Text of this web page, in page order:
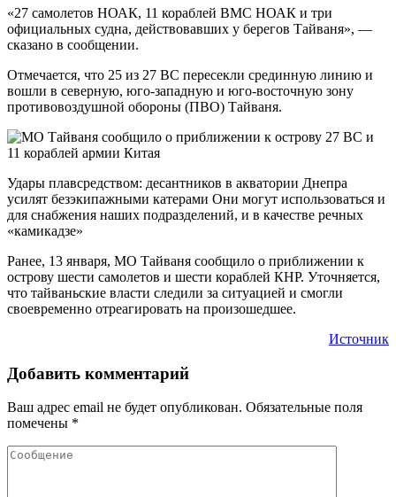
«27 самолетов НОАК, 11 кораблей ВМС НОАК и три
официальных судна, действовавших у берегов Тайваня», —
сказано в сообщении.
Отмечается, что 25 из 27 ВС пересекли срединную линию и
вошли в северную, юго-западную и юго-восточную зону
противовоздушной обороны (ПВО) Тайваня.
Удары плавсредством: десантников в акватории Днепра
усилят безэкипажными катерами Они могут использоваться и
для снабжения наших подразделений, и в качестве речных
«камикадзе»
Ранее, 13 января, МО Тайваня сообщило о приближении к
острову шести самолетов и шести кораблей КНР. Уточняется,
что тайваньские власти следили за ситуацией и смогли
своевременно отреагировать на произошедшее.
Источник
Добавить комментарий
Ваш адрес email не будет опубликован. Обязательные поля
помечены *